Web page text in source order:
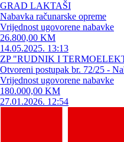
GRAD LAKTAŠI
Nabavka računarske opreme
Vrijednost ugovorene nabavke
26.800,00 KM
14.05.2025. 13:13
ZP "RUDNIK I
Otvoreni postupak br. 72/25 -
Vrijednost ugovorene nabavke
180.000,00 KM
27.01.2026. 12:54